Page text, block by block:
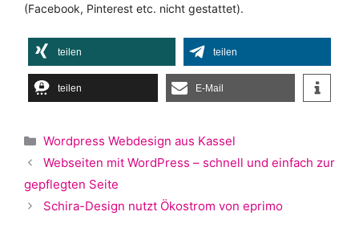
(Facebook, Pinterest etc. nicht gestattet).
teilen teilen
teilen E-Mail
Kategorien
Wordpress Webdesign aus Kassel
Webseiten mit WordPress – schnell und einfach zur
gepflegten Seite
Schira-Design nutzt Ökostrom von eprimo